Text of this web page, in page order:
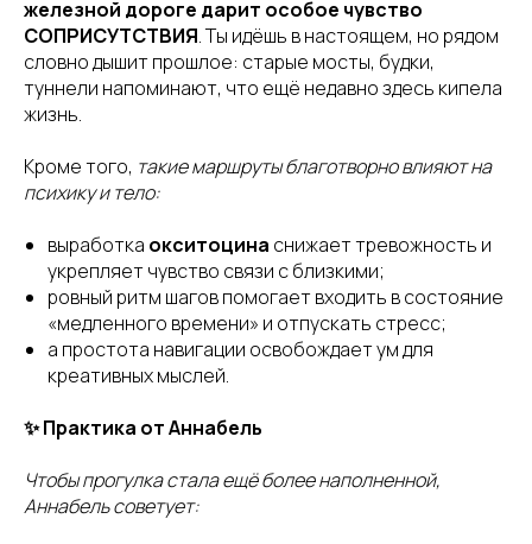
железной дороге дарит особое чувство
СОПРИСУТСТВИЯ. Ты идёшь в настоящем, но рядом
словно дышит прошлое: старые мосты, будки,
туннели напоминают, что ещё недавно здесь кипела
жизнь.
Кроме того, такие маршруты благотворно влияют на
психику и тело:
выработка окситоцина снижает тревожность и
укрепляет чувство связи с близкими;
ровный ритм шагов помогает входить в состояние
«медленного времени» и отпускать стресс;
а простота навигации освобождает ум для
креативных мыслей.
✨ Практика от Аннабель
Чтобы прогулка стала ещё более наполненной,
Аннабель советует: